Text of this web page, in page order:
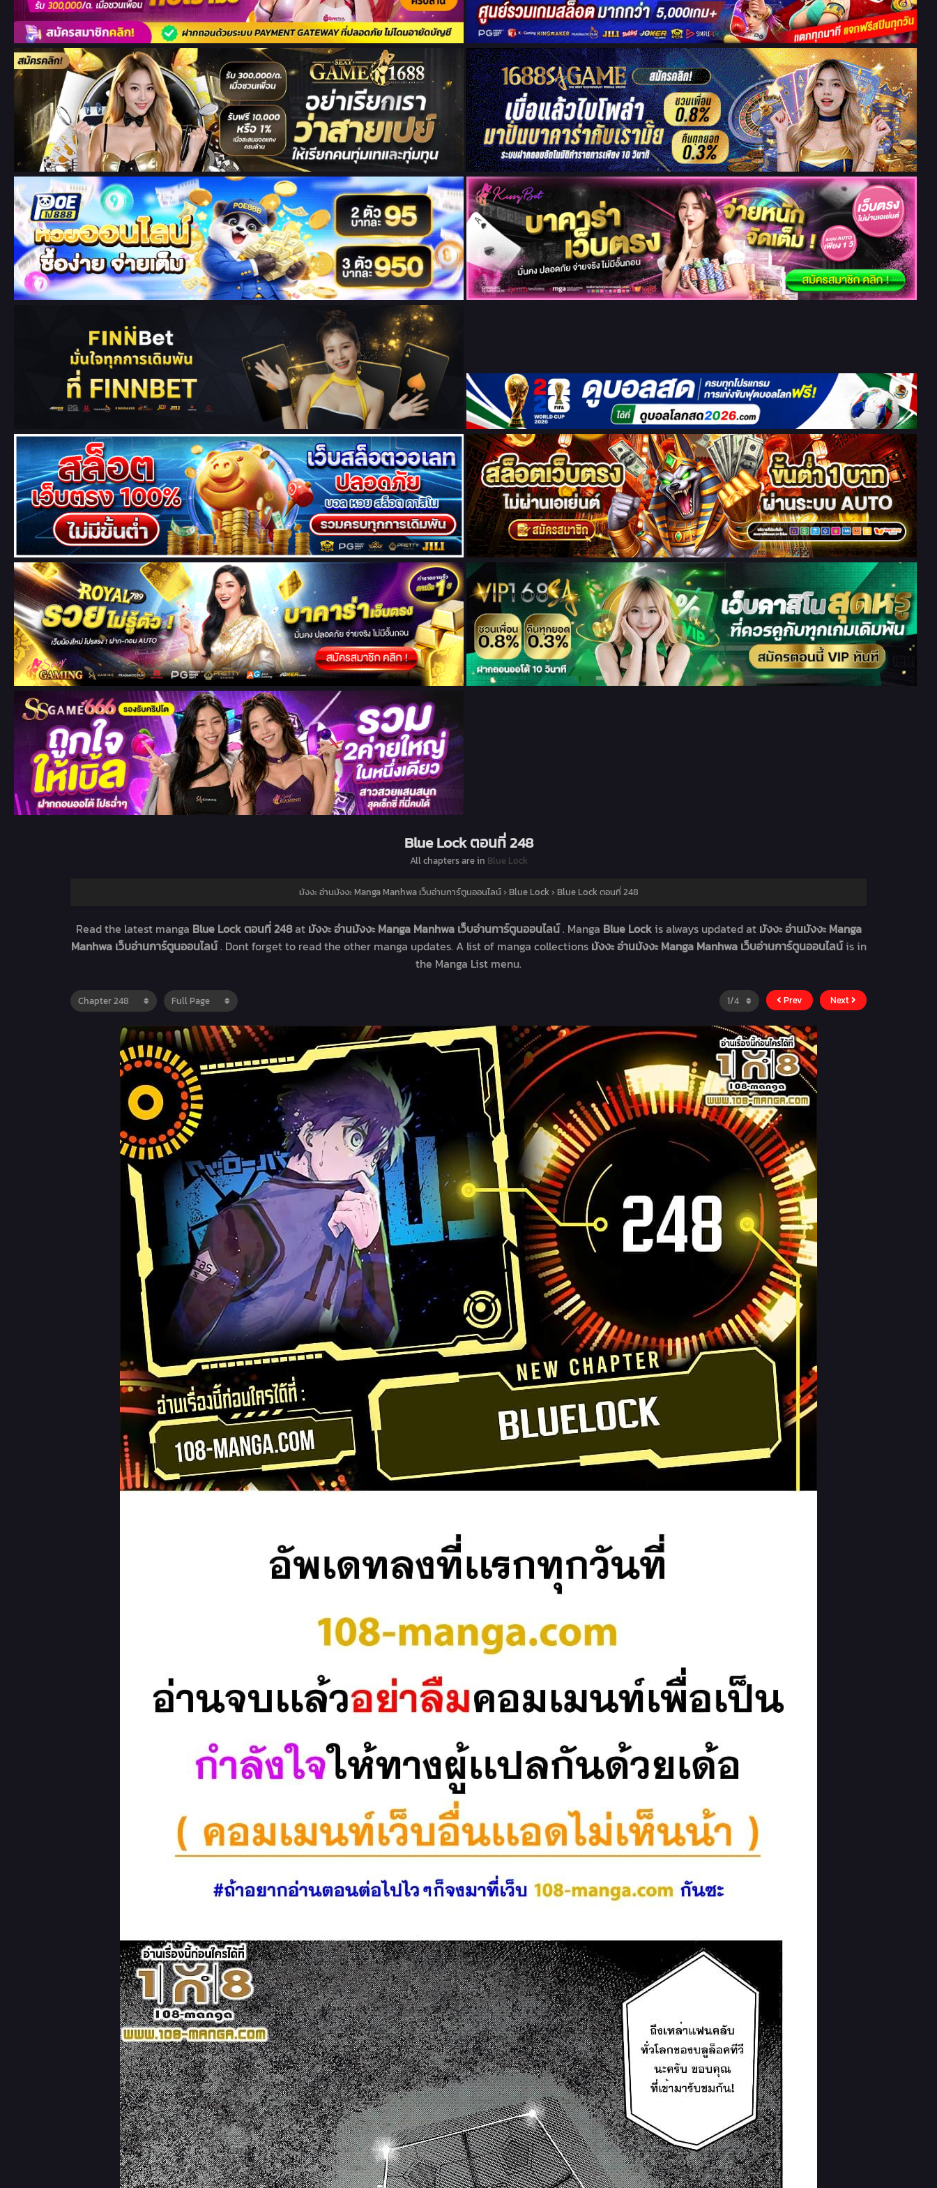
Blue Lock ตอนที่ 248
All chapters are in Blue Lock
มังงะ อ่านมังงะ Manga Manhwa เว็บอ่านการ์ตูนออนไลน์› Blue Lock› Blue Lock ตอนที่ 248
Read the latest manga Blue Lock ตอนที่ 248at มังงะ อ่านมังงะ Manga Manhwa เว็บอ่านการ์ตูนออนไลน์. Manga Blue Lockis always updated at มังงะ อ่านมังงะ Manga
Manhwa เว็บอ่านการ์ตูนออนไลน์. Dont forget to read the other manga updates. A list of manga collections มังงะ อ่านมังงะ Manga Manhwa เว็บอ่านการ์ตูนออนไลน์is in
the Manga List menu.
Prev Next